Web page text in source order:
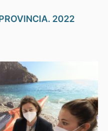
2022